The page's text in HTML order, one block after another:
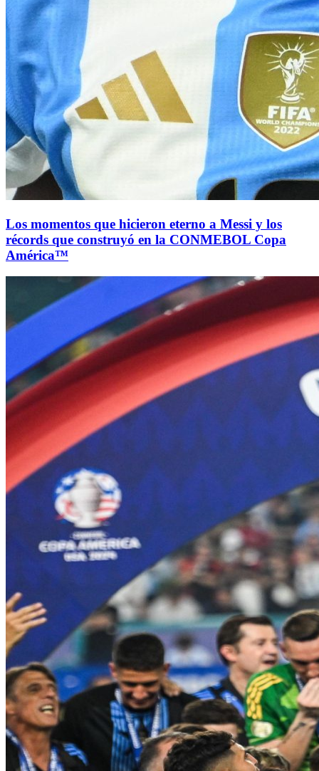
Los momentos que hicieron eterno a Messi y los
récords que construyó en la CONMEBOL Copa
América™